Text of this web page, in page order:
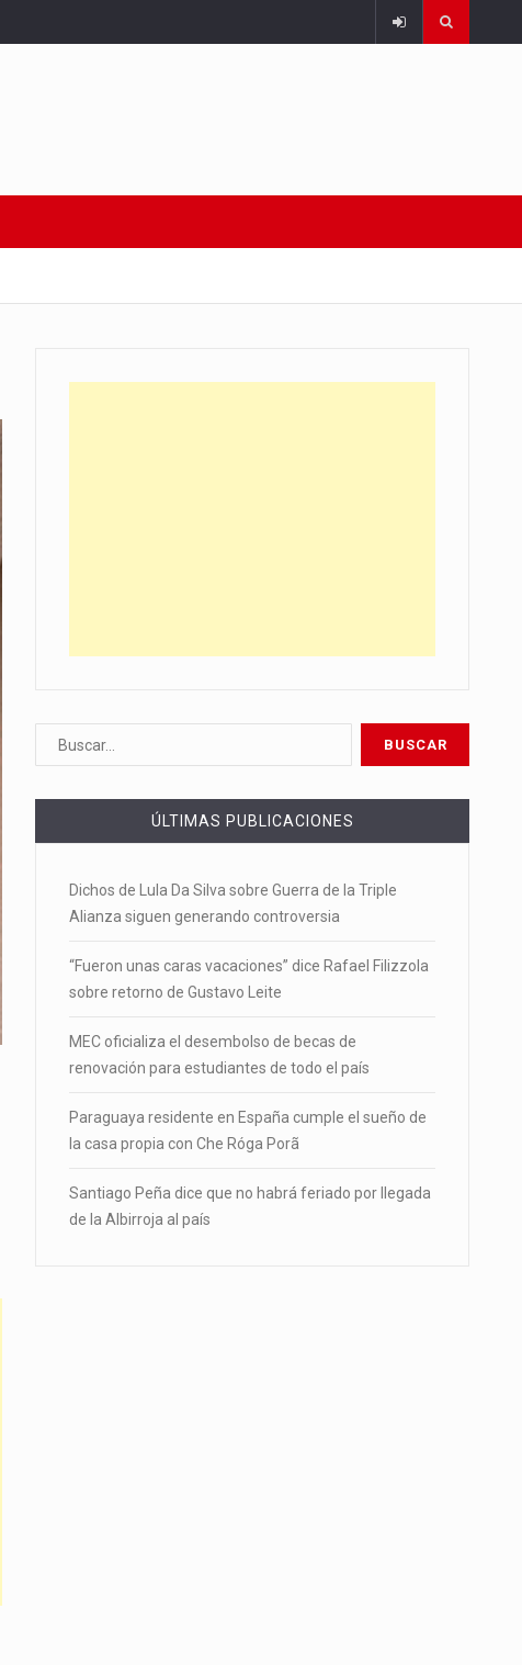
ÚLTIMAS PUBLICACIONES
Dichos de Lula Da Silva sobre Guerra de la Triple
Alianza siguen generando controversia
“Fueron unas caras vacaciones” dice Rafael Filizzola
sobre retorno de Gustavo Leite
MEC oficializa el desembolso de becas de
renovación para estudiantes de todo el país
Paraguaya residente en España cumple el sueño de
la casa propia con Che Róga Porã
Santiago Peña dice que no habrá feriado por llegada
de la Albirroja al país